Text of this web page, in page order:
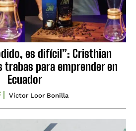
es difícil”: Cristhian
trabas para emprender en
Ecuador
Víctor Loor Bonilla